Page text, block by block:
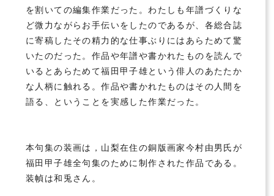
を割いての編集作業だった。わたしも年譜づくりな
ど微力ながらお手伝いをしたのであるが、各総合誌
に寄稿したその精力的な仕事ぶりにはあらためて驚
いたのだった。作品や年譜や書かれたものを読んで
いるとあらためて福田甲子雄という俳人のあたたか
な人柄に触れる。作品や書かれたものはその人間を
語る、ということを実感した作業だった。
本句集の装画は，山梨在住の銅版画家今村由男氏が
福田甲子雄全句集のために制作された作品である。
装幀は和兎さん。